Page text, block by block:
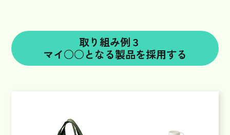
取り組み例３
マイ○○となる製品を採用する